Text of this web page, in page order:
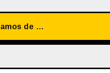
de …